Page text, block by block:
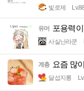
빛로제 Lv.88
유머 포용력
사실난라쿤
계층 요즘 많
달섭지롱